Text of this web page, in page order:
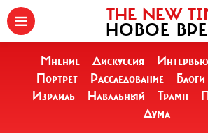
THE NEW
НОВОЕ
Мнение Дискуссия Интервью
Портрет
Расследование Блоги
Израиль
Навальный Трамп
Дума